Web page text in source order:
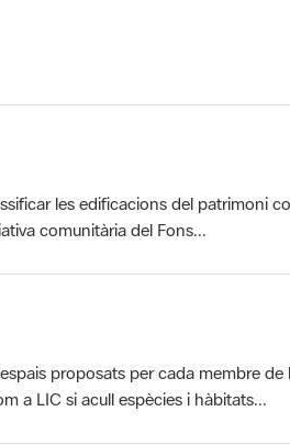
les edificacions del patrimoni
comunitària del Fons...
proposats per cada membre
a LIC si acull espècies i hàbitats...